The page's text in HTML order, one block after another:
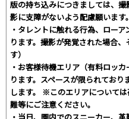
版の持ち込みにつきましては、
影に支障がないよう配慮願います。
・タレントに触れる行為、ロー
ります。撮影が発覚された場合
す）
・お客様待機エリア（有料ロッ
ります。スペースが限られてお
します。 ※このエリアについて
難等にご注意ください。